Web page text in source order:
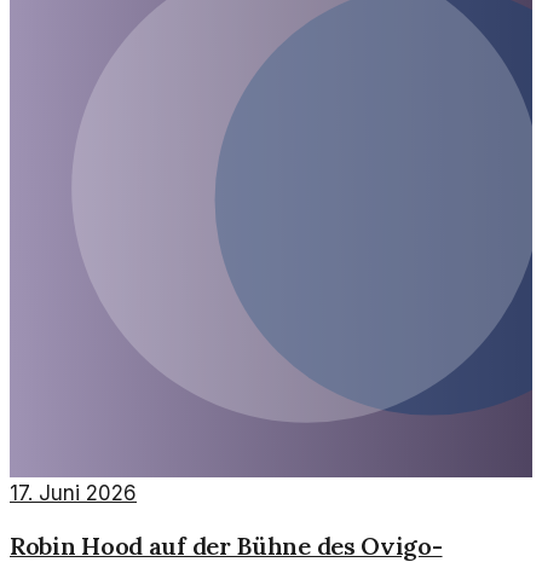
17. Juni 2026
Robin Hood auf der Bühne des Ovigo-